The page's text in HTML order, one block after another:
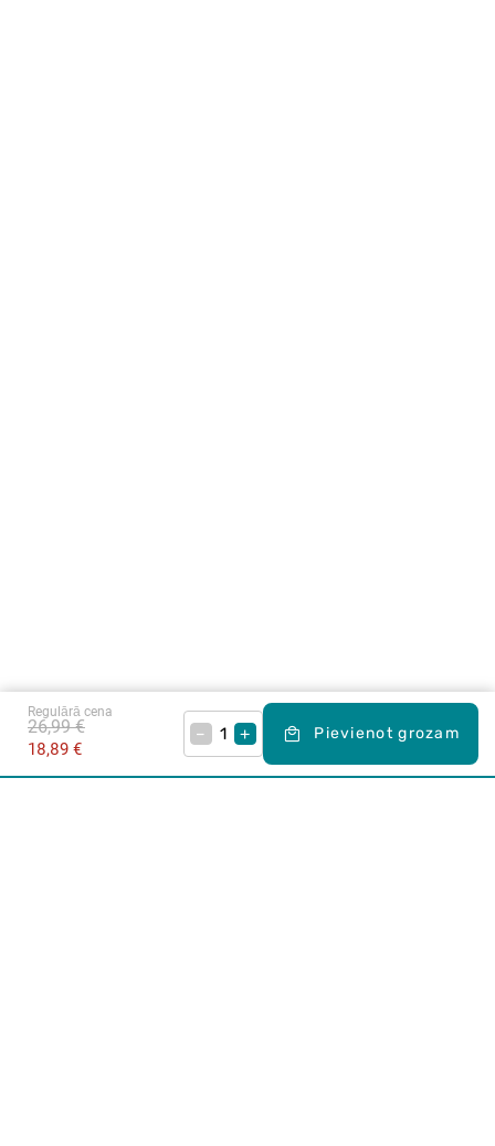
Regulārā cena
18,89 €
26,99 € – + Pievienot grozam